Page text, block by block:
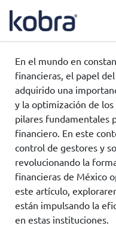
En el mundo en
financieras, el papel
adquirido una
y la optimización de
pilares fundamentales
financiero. En este
control de gestores y
revolucionando la
financieras de México
este artículo,
están impulsando la
en estas instituciones.